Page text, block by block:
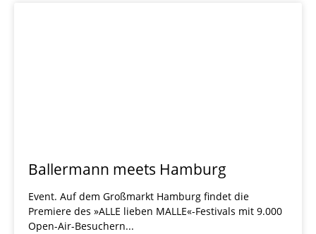
Ballermann meets Hamburg
Event. Auf dem Großmarkt Hamburg findet die
Premiere des »ALLE lieben MALLE«-Festivals mit 9.000
Open-Air-Besuchern